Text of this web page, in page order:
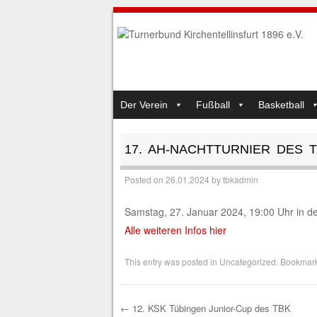
MENU
SKIP TO CONTENT
Der Verein Fußball Basketball
17. AH-NACHTTURNIER DES
Posted on 26.01.2024 bytbkadmin
Samstag, 27. Januar 2024, 19:00 Uhr in
Alle weiteren Infos hier
This entry was posted in Uncategorized .
← 12. KSK Tübingen Junior-Cup des TBK